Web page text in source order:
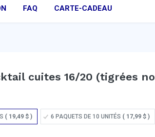
FAQ CARTE-CADEAU
cuites 16/20 (tigrées
( 19,49 $ ) 6 PAQUETS DE 10 UNITÉS ( 17,99 $ )